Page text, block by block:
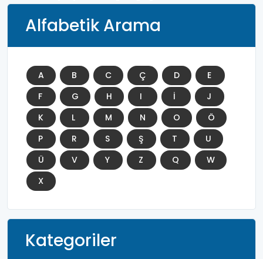
Alfabetik Arama
A B C Ç D
E
F
G H I İ
J
K
L M N O
Ö
P
R S Ş T
U
Ü
V Y Z Q
W
X
Kategoriler